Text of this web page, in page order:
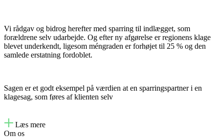
Vi rådgav og bidrog herefter med sparring til indlægget, som
forældrene selv udarbejde. Og efter ny afgørelse er regionens klage
blevet underkendt, ligesom méngraden er forhøjet til 25 % og den
samlede erstatning fordoblet.
Sagen er et godt eksempel på værdien at en sparringspartner i en
klagesag, som føres af klienten selv
Læs mere
Om os